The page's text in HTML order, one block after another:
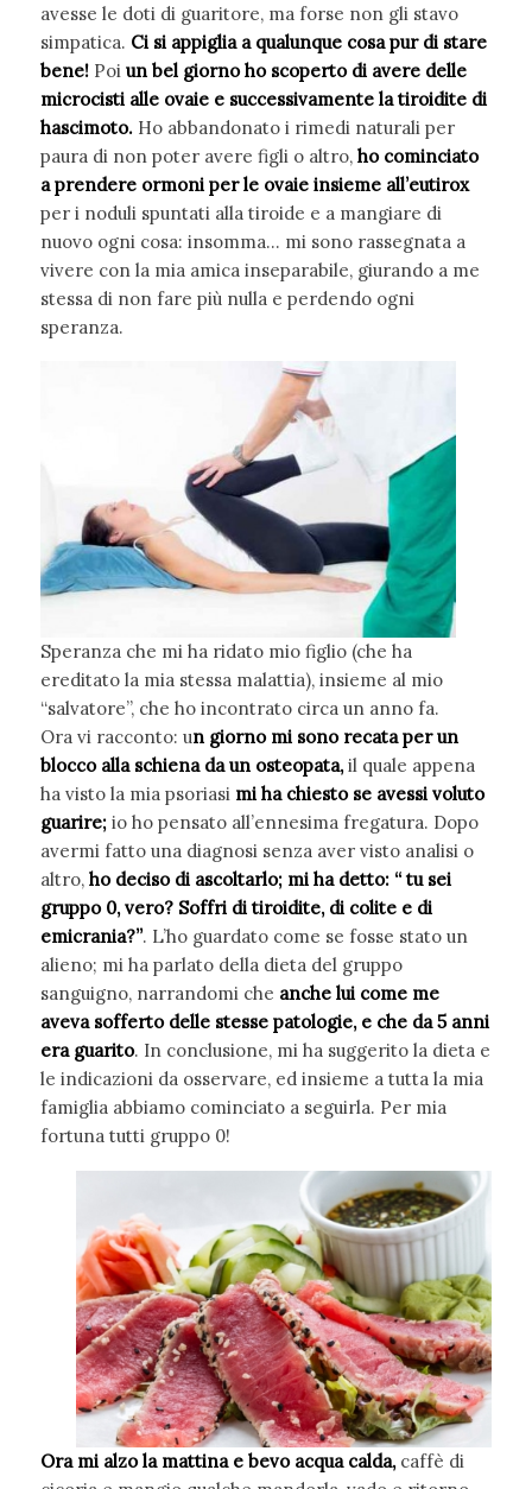
avesse le doti di guaritore, ma forse non gli stavo
simpatica. Ci si appiglia a qualunque cosa pur di stare
bene!Poi un bel giorno ho scoperto di avere delle
microcisti alle ovaie e successivamente la tiroidite di
hascimoto.Ho abbandonato i rimedi naturali per
paura di non poter avere figli o altro, ho cominciato
a prendere ormoni per le ovaie insieme all’eutirox
per i noduli spuntati alla tiroide e a mangiare di
nuovo ogni cosa: insomma… mi sono rassegnata a
vivere con la mia amica inseparabile, giurando a me
stessa di non fare più nulla e perdendo ogni
speranza.
Speranza che mi ha ridato mio figlio (che ha
ereditato la mia stessa malattia), insieme al mio
“salvatore”, che ho incontrato circa un anno fa.
Ora vi racconto: un giorno mi sono recata per un
blocco alla schiena da un osteopata,il quale appena
ha visto la mia psoriasi mi ha chiesto se avessi voluto
guarire;io ho pensato all’ennesima fregatura. Dopo
avermi fatto una diagnosi senza aver visto analisi o
altro, ho deciso di ascoltarlo; mi ha detto: “ tu sei
gruppo 0, vero? Soffri di tiroidite, di colite e di
emicrania?”. L’ho guardato come se fosse stato un
alieno; mi ha parlato della dieta del gruppo
sanguigno, narrandomi che anche lui come me
aveva sofferto delle stesse patologie, e che da 5 anni
era guarito. In conclusione, mi ha suggerito la dieta e
le indicazioni da osservare, ed insieme a tutta la mia
famiglia abbiamo cominciato a seguirla. Per mia
fortuna tutti gruppo 0!
Ora mi alzo la mattina e bevo acqua calda,caffè di